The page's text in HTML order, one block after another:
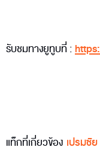
รับชมทางยูทูบที่ :
แท็กที่เกี่ยวข้อง เปรมชัย